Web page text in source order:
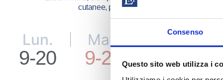
Consenso
Questo sito web utilizza i
cutanee, passando per la rimozione delle
Lun. Mar. Mer.
9-20 9-21 9-20